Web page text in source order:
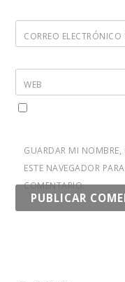
CORREO ELECTRÓNICO
WEB
GUARDAR MI NOMBRE,
ESTE NAVEGADOR
COMENTARIO.